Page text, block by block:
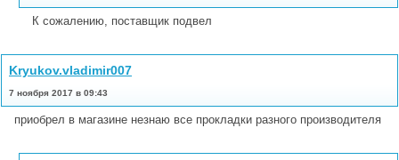
К сожалению, поставщик подвел
Kryukov.vladimir007
7 ноября 2017 в 09:43
приобрел в магазине незнаю все прокладки разного производителя